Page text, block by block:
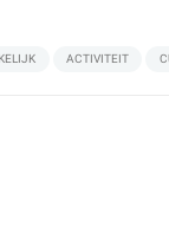
ACTIVITEIT